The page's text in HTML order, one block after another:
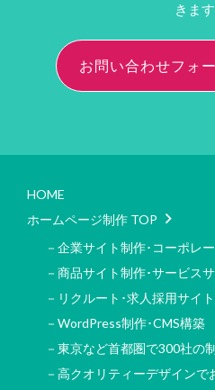
きます
お問い合わせフォ
HOME
ホームページ制作 TOP
－企業サイト制作･コーポレ
－商品サイト制作･サービス
－リクルート･求人採用サイ
－WordPress制作･CMS構築
－東京など首都圏で300社の
－高クオリティーデザインで